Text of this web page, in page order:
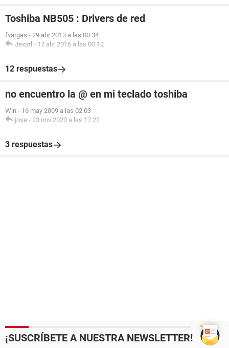
Toshiba NB505 : Drivers de red
fvargas - 29 abr 2013 a las 00:34
Jexarl - 17 abr 2016 a las 00:12
12 respuestas
no encuentro la @ en mi teclado toshiba
Win - 16 may 2009 a las 02:03
jose - 23 nov 2020 a las 17:22
3 respuestas
¡SUSCRÍBETE A NUESTRA NEWSLETTER!